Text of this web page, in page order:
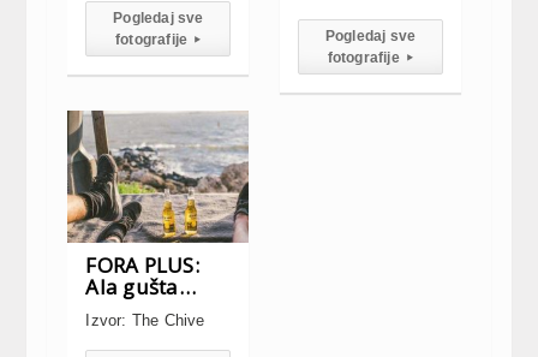
Pogledaj sve
fotografije▸
Pogledaj sve
fotografije▸
FORA PLUS:
Ala gušta…
Izvor: The Chive